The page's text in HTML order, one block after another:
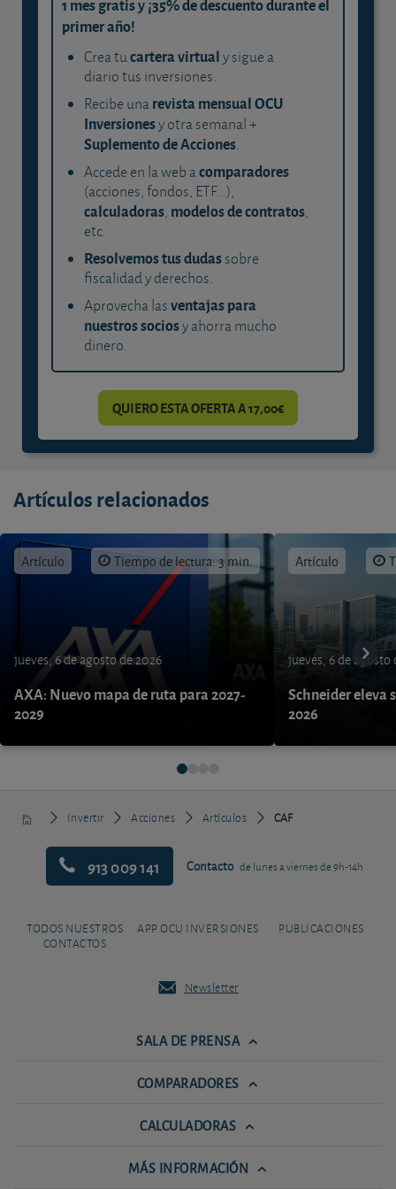
1 mes gratis y ¡35% de descuento durante el
primer año!
Crea tucartera virtualy sigue a
diario tus inversiones.
Recibe unarevista mensual OCU
Inversionesy otra semanal +
Suplemento de Acciones.
Accede en la web acomparadores
(acciones, fondos, ETF...),
calculadoras, modelos de contratos,
etc.
Resolvemos tus dudassobre
fiscalidad y derechos.
Aprovecha lasventajas para
nuestros sociosy ahorra mucho
dinero.
QUIERO ESTA OFERTA A 17,00€
Artículos relacionados
Artículo Tiempo de lectura: 3 min.
jueves, 6 de agosto de 2026
AXA: Nuevo mapa de ruta para 2027-
2029
Artículo
jueves, 6 de agosto
Schneider eleva
2026
Invertir Acciones Artículos CAF
913 009 141 Contacto de lunes a viernes de 9h-14h
TODOS NUESTROS
CONTACTOS
APP OCU INVERSIONES PUBLICACIONES
Newsletter
SALA DE PRENSA
COMPARADORES
CALCULADORAS
MÁS INFORMACIÓN